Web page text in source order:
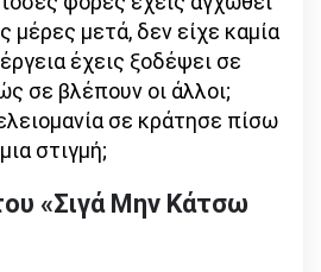
μέρες μετά, δεν είχε καμία
έχεις ξοδέψει σε
σε βλέπουν οι άλλοι;
σε κράτησε πίσω
στιγμή;
«Σιγά Μην Κάτσω